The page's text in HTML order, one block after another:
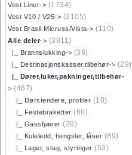
Vest Liner-> (1734)
Vest V10 / V25-> (2105)
Vest Brasil Micruss/Vista-> (110)
Alle deler-> (3811)
|_ Brannslukking-> (36)
|_ Destinasjonskasser,tilbehør-> (29)
|_ Dører,luker,pakninger,tilbehør-
> (467)
|_ Dørstendere, profiler (10)
|_ Festebraketter (66)
|_ Gassfjærer (26)
|_ Kuleledd, hengsler, låser (89)
|_ Lager, stag, styringer (53)